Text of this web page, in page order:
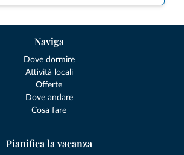
Naviga
Dove dormire
Attività locali
Offerte
Dove andare
Cosa fare
Pianifica la vacanza